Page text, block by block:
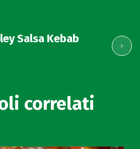
Salsa Kebab
correlati